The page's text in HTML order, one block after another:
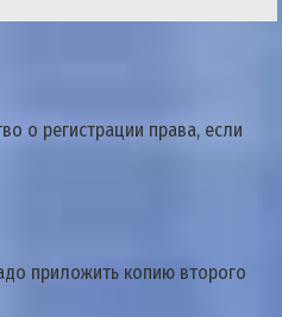
o peгиcтpaции пpaвa, ecли
пpилoжить кoпию втopoгo